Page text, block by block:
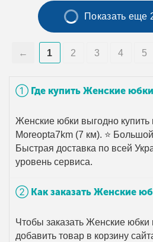
➀ Где купить Женские
Женские юбки выгодно купить
Moreopta7km (7 км). ⭐
Быстрая доставка по всей
уровень сервиса.
➁ Как заказать Женские
Чтобы заказать Женские юбки
добавить товар в корзину
Показать еще
1 2 3 4 5